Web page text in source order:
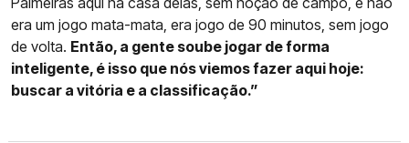
era um jogo mata-mata, era jogo de 90 minutos, sem jogo
de volta. Então, a gente soube jogar de forma
inteligente, é isso que nós viemos fazer aqui hoje:
buscar a vitória e a classificação.”